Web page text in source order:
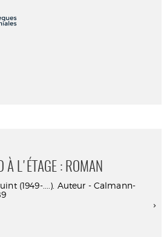
À L'ÉTAGE : ROMAN
(1949-....). Auteur - Calmann-